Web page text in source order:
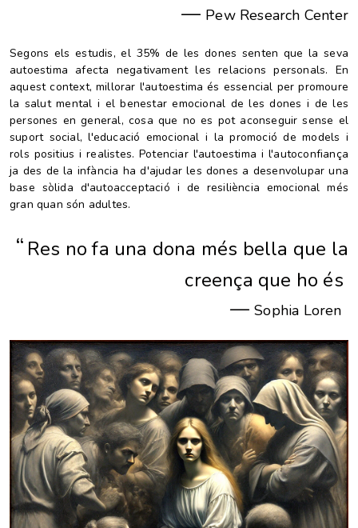
— Pew Research Center
Segons els estudis, el 35% de les dones senten que la seva
autoestima afecta negativament les relacions personals. En
aquest context, millorar l'autoestima és essencial per promoure
la salut mental i el benestar emocional de les dones i de les
persones en general, cosa que no es pot aconseguir sense el
suport social, l'educació emocional i la promoció de models i
rols positius i realistes. Potenciar l'autoestima i l'autoconfiança
ja des de la infància ha d'ajudar les dones a desenvolupar una
base sòlida d'autoacceptació i de resiliència emocional més
gran quan són adultes.
“ Res no fa una dona més bella que la
creença que ho és
— Sophia Loren